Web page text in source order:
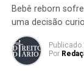
identifica como
seu nome social
dificuldades
o preconceito e
diversidade de
Bebê reborn
uma decisão
Publicado
Por